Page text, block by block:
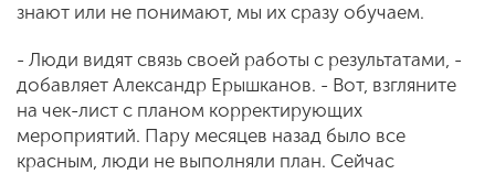
знают или не понимают, мы их сразу обучаем.
- Люди видят связь своей работы с результатами, -
добавляет Александр Ерышканов. - Вот, взгляните
на чек-лист с планом корректирующих
мероприятий. Пару месяцев назад было все
красным, люди не выполняли план. Сейчас